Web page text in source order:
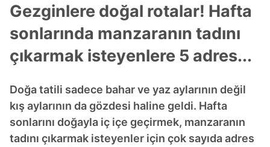
Gezginlere doğal rotalar! Hafta
sonlarında manzaranın tadını
çıkarmak isteyenlere 5 adres...
Doğa tatili sadece bahar ve yaz aylarının değil
kış aylarının da gözdesi haline geldi. Hafta
sonlarını doğayla iç içe geçirmek, manzaranın
tadını çıkarmak isteyenler için çok sayıda adres